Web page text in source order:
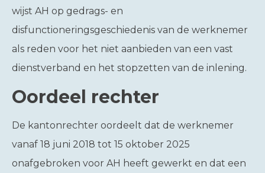
wijst AH op gedrags- en
disfunctioneringsgeschiedenis van de werknemer
als reden voor het niet aanbieden van een vast
dienstverband en het stopzetten van de inlening.
Oordeel rechter
De kantonrechter oordeelt dat de werknemer
vanaf 18 juni 2018 tot 15 oktober 2025
onafgebroken voor AH heeft gewerkt en dat een